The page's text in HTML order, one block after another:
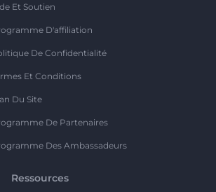
Et Soutien
D'affiliation
De Confidentialité
Et Conditions
Du Site
De Partenaires
Des Ambassadeurs
Ressources